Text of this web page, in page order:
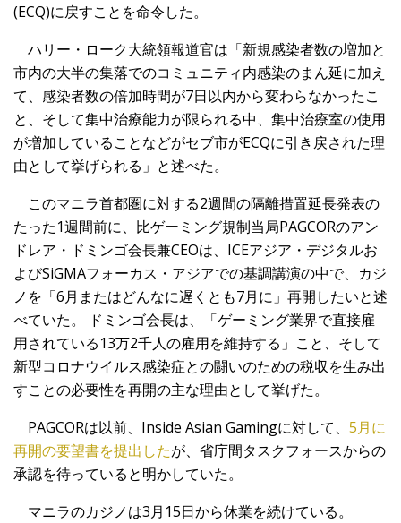
(ECQ)に戻すことを命令した。
ハリー・ローク大統領報道官は「新規感染者数の増加と
市内の大半の集落でのコミュニティ内感染のまん延に加え
て、感染者数の倍加時間が7日以内から変わらなかったこ
と、そして集中治療能力が限られる中、集中治療室の使用
が増加していることなどがセブ市がECQに引き戻された理
由として挙げられる」と述べた。
このマニラ首都圏に対する2週間の隔離措置延長発表の
たった1週間前に、比ゲーミング規制当局PAGCORのアン
ドレア・ドミンゴ会長兼CEOは、ICEアジア・デジタルお
よびSiGMAフォーカス・アジアでの基調講演の中で、カジ
ノを「6月またはどんなに遅くとも7月に」再開したいと述
べていた。 ドミンゴ会長は、「ゲーミング業界で直接雇
用されている13万2千人の雇用を維持する」こと、そして
新型コロナウイルス感染症との闘いのための税収を生み出
すことの必要性を再開の主な理由として挙げた。
PAGCORは以前、Inside Asian Gamingに対して、 5月に
再開の要望書を提出したが、省庁間タスクフォースからの
承認を待っていると明かしていた。
マニラのカジノは3月15日から休業を続けている。